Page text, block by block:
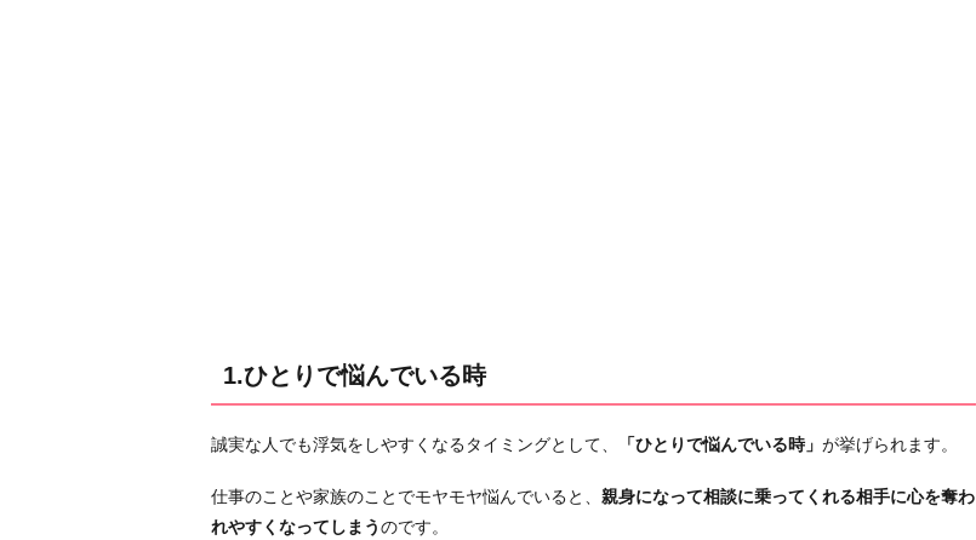
女
と
手
1.ひとりで悩んでいる時
誠実な人でも浮気をしやすくなるタイミングとして、 「ひとりで悩んでいる時」 が挙げられます。
仕事のことや家族のことでモヤモヤ悩んでいると、 親身になって相談に乗ってくれる相手に心を奪わ
れやすくなってしまうのです。